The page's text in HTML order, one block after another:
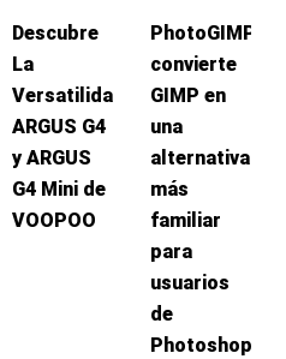
Descubre
La
Versatilidad:
ARGUS G4
y ARGUS
G4 Mini de
VOOPOO
PhotoGIMP
convierte
GIMP en
una
alternativa
más
familiar
para
usuarios
de
Photoshop